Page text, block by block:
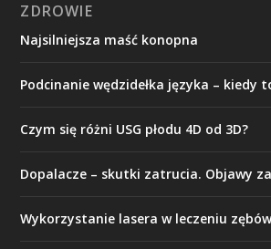
ZDROWIE
Najsilniejsza maść konopna
Podcinanie wędzidełka języka – kiedy
Czym się różni USG płodu 4D od 3D?
Dopalacze – skutki zatrucia. Objawy
Wykorzystanie lasera w leczeniu